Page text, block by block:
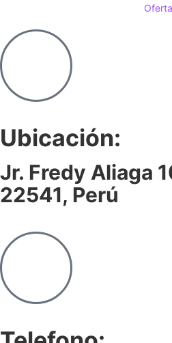
Ubicación:
Jr. Fredy Aliaga
22541, Perú